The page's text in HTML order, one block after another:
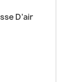
D’air